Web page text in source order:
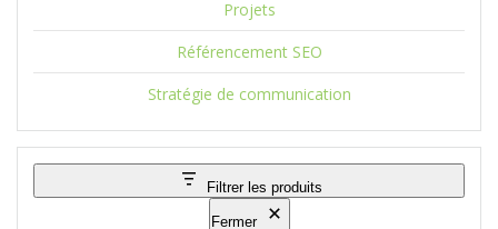
Projets
Référencement SEO
Stratégie de communication
Filtrer les produits
Fermer